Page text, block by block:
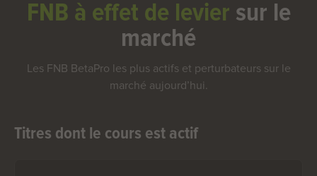
FNB à effet de levier sur le
marché
Les FNB BetaPro les plus actifs et perturbateurs sur le
marché aujourd’hui.
Titres dont le cours est actif